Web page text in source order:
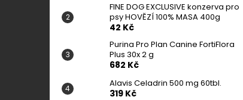
FINE DOG EXCLUSIVE konzerva pro
psy HOVĚZÍ 100% MASA 400g
42 Kč
Purina Pro Plan Canine FortiFlora
Plus 30x 2 g
682 Kč
Alavis Celadrin 500 mg 60tbl.
319 Kč